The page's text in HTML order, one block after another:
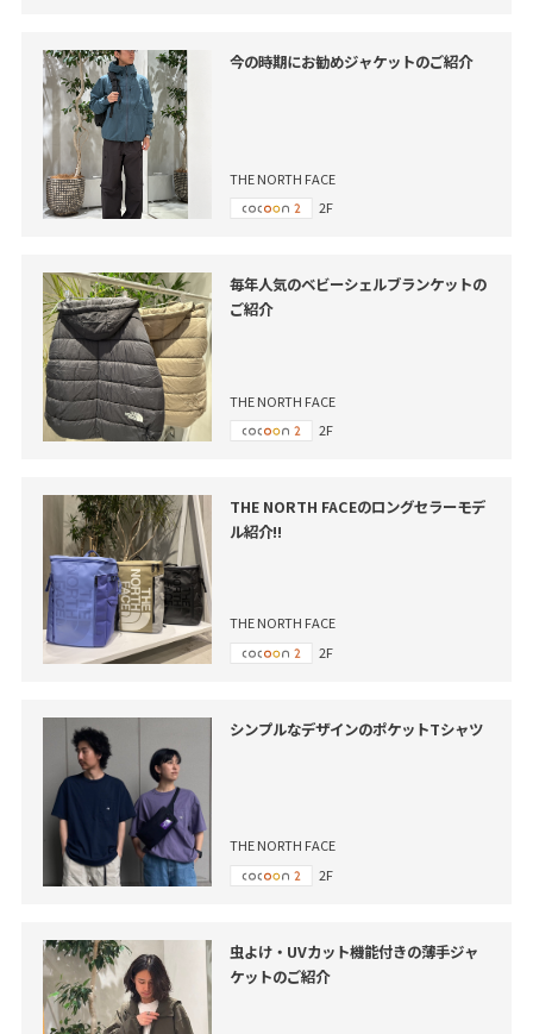
今の時期にお勧めジャケットのご紹介
THE NORTH FACE
2F
毎年人気のベビーシェルブランケットの
ご紹介
THE NORTH FACE
2F
THE NORTH FACEのロングセラーモデ
ル紹介!!
THE NORTH FACE
2F
シンプルなデザインのポケットTシャツ
THE NORTH FACE
2F
虫よけ・UVカット機能付きの薄手ジャ
ケットのご紹介